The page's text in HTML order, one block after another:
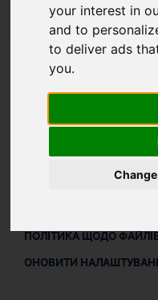
your interest in
and to
to deliver ads
you.
LAUDAT SUPPLY/
ПРО НАС
ПРО НАС
ЗАВАНТАЖИТИ
ПРАВОВА
ПРАВОВА ІНФОРМАЦІЯ
ПОЛІТИКА ЩОДО ФАЙЛІВ
ОНОВИТИ